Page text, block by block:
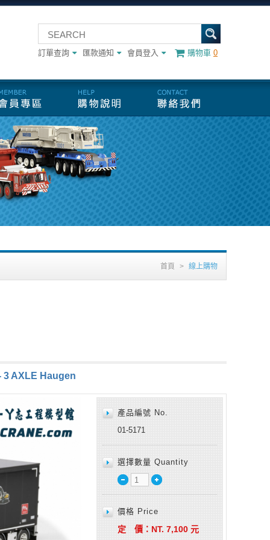
訂單查詢 匯款通知 會員登入 購物車 0
首頁 > 線上購物
3 AXLE Haugen
產品編號 No.
01-5171
選擇數量 Quantity
價格 Price
定 價： NT. 7,100 元